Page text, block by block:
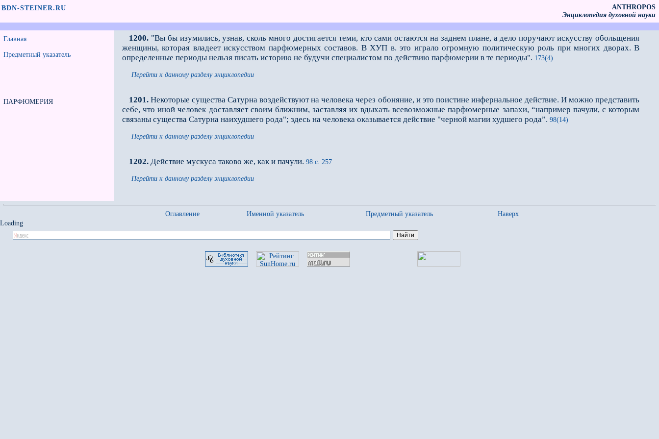
BDN-STEINER.RU
ANTHROPOS
Энциклопедия духовной науки
Главная
Предметный указатель
ПАРФЮМЕРИЯ
1200. "Вы бы изумились, узнав, сколь много достигается теми, кто сами остаются на заднем плане, а дело поручают искусству обольщения
женщины, которая владеет искусством парфюмерных составов. В ХУП в. это играло огромную политическую роль при многих дворах. В
определенные периоды нельзя писать историю не будучи специалистом по действию парфюмерии в те периоды". 173(4)
Перейти к данному разделу энциклопедии
1201. Некоторые существа Сатурна воздействуют на человека через обоняние, и это поистине инфернальное действие. И можно представить
себе, что иной человек доставляет своим ближним, заставляя их вдыхать всевозможные парфюмерные запахи, “например пачули, с которым
связаны существа Сатурна наихудшего рода"; здесь на человека оказывается действие "черной магии худшего рода”. 98(14)
Перейти к данному разделу энциклопедии
1202. Действие мускуса таково же, как и пачули. 98 с. 257
Перейти к данному разделу энциклопедии
Оглавление Именной указатель Предметный указатель
Наверх
Loading